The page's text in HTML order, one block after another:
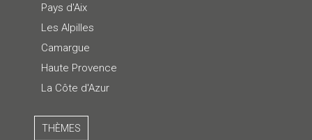
Pays d'Aix
Les Alpilles
Camargue
Haute Provence
La Côte d'Azur
THÈMES